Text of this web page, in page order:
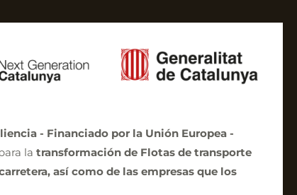
- Financiado por la Unión Europea -
la transformación de Flotas de transporte
así como de las empresas que los